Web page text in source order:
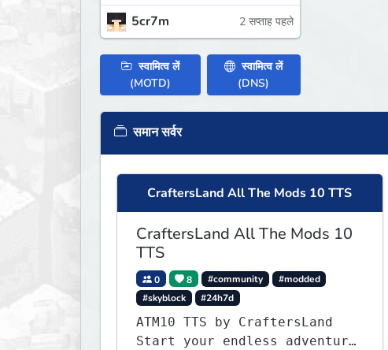
5cr7m 2 सप्ताह पहले
स्वामित्व लें
(MOTD)
स्वामित्व लें
(DNS)
समान सर्वर
CraftersLand All The Mods 10 TTS
CraftersLand All The Mods 10
TTS
0 8 #community
#modded
#skyblock
#24h7d
ATM10 TTS by CraftersLand
Start your endless adventure